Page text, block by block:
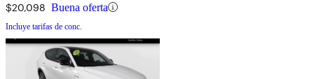
$20,098 Buena oferta
Incluye tarifas de conc.